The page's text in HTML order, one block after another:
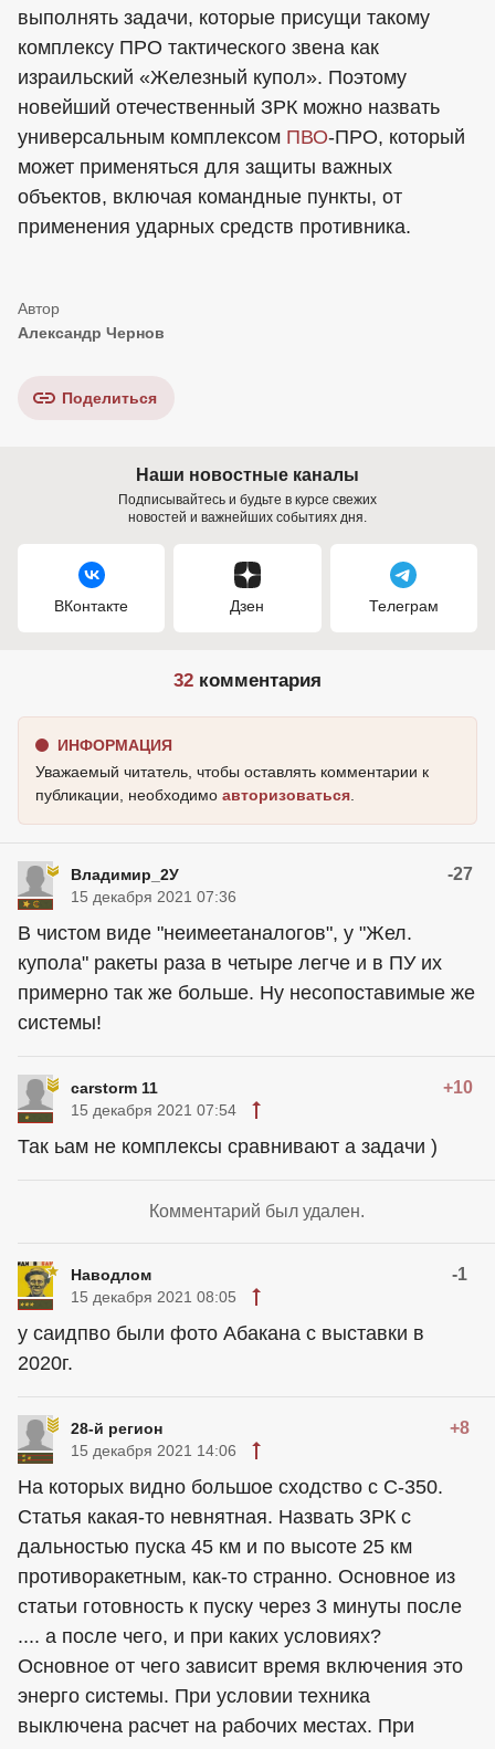
выполнять задачи, которые присущи такому
комплексу ПРО тактического звена как
израильский «Железный купол». Поэтому
новейший отечественный ЗРК можно назвать
универсальным комплексом ПВО-ПРО, который
может применяться для защиты важных
объектов, включая командные пункты, от
применения ударных средств противника.
Александр Чернов
Поделиться
Наши новостные каналы
Подписывайтесь и будьте в курсе свежих
новостей и важнейших событиях дня.
ВКонтакте Дзен Телеграм
32 комментария
ИНФОРМАЦИЯ
Уважаемый читатель, чтобы оставлять комментарии к
публикации, необходимо авторизоваться
Владимир_2У -27
15 декабря 2021 07:36
В чистом виде "неимеетаналогов", у "Жел.
купола" ракеты раза в четыре легче и в ПУ их
примерно так же больше. Ну несопоставимые же
системы!
carstorm 11 +10
15 декабря 2021 07:54
Так ьам не комплексы сравнивают а задачи )
Комментарий был удален.
Наводлом -1
15 декабря 2021 08:05
у саидпво были фото Абакана с выставки в
2020г.
28-й регион +8
15 декабря 2021 14:06
На которых видно большое сходство с С-350.
Статья какая-то невнятная. Назвать ЗРК с
дальностью пуска 45 км и по высоте 25 км
противоракетным, как-то странно. Основное из
статьи готовность к пуску через 3 минуты после
.... а после чего, и при каких условиях?
Основное от чего зависит время включения это
энерго системы. При условии техника
выключена расчет на рабочих местах. При